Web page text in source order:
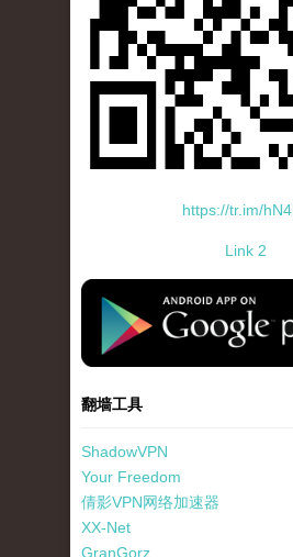
https://tr.im/
Link 2
standard-icon-
翻墙工具
ShadowVPN
Your Freedom
倩影VPN网络加速器
XX-Net
GranGorz